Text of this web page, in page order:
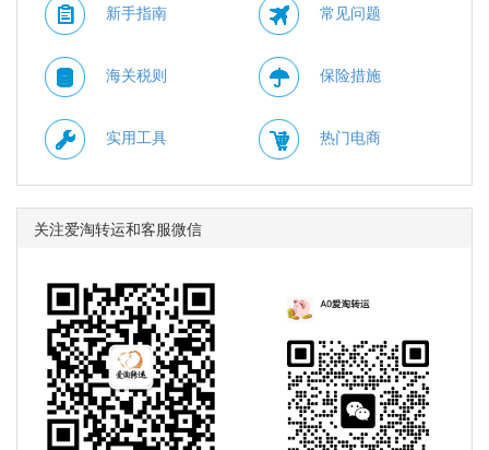
新手指南 常见问题
海关税则 保险措施
实用工具 热门电商
关注爱淘转运和客服微信